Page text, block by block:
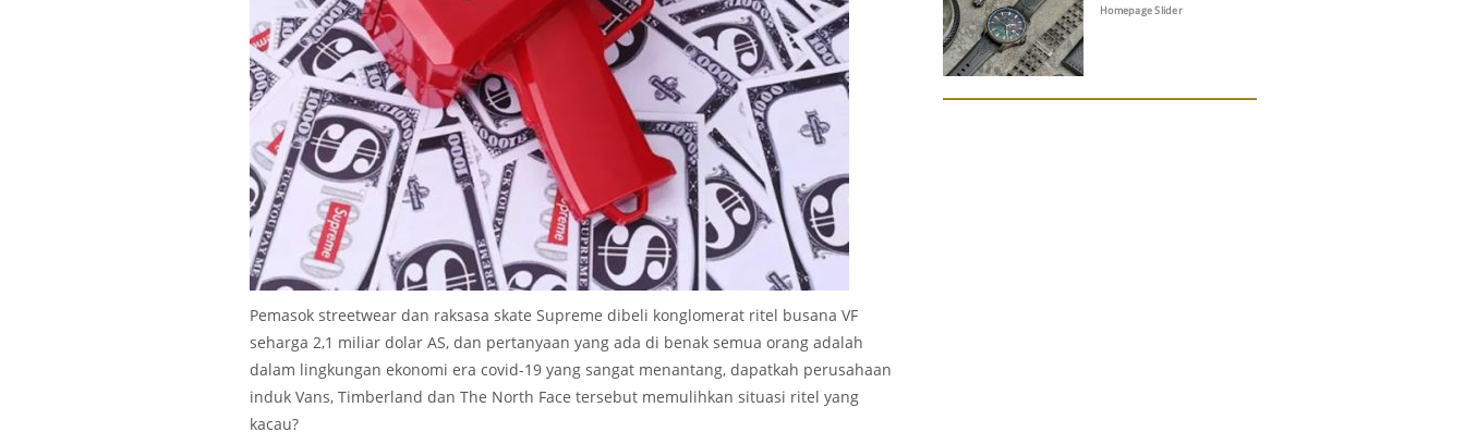
Pemasok streetwear dan raksasa skate Supreme dibeli konglomerat ritel busana VF
seharga 2,1 miliar dolar AS, dan pertanyaan yang ada di benak semua orang adalah
dalam lingkungan ekonomi era covid-19 yang sangat menantang, dapatkah perusahaan
induk Vans, Timberland dan The North Face tersebut memulihkan situasi ritel yang
kacau?
Homepage Slider